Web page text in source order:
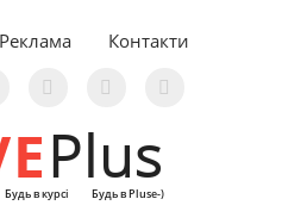
Реклама Контакти
Plus
Будь в курсі Будь в Pluse-)